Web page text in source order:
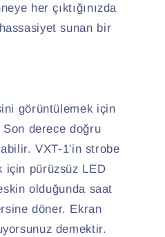
her çıktığınızda
sunan bir
görüntülemek için
Son derece doğru
VXT-1'in strobe
için pürüzsüz LED
olduğunda saat
döner. Ekran
demektir.